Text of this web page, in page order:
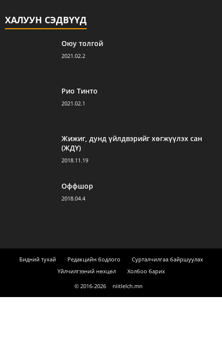
ХАЛУУН СЭДВҮҮД
Оюу толгой
2021.02.2
Рио Тинто
2021.02.1
Жижиг, дунд үйлдвэрийг хөгжүүлэх сан
(ЖДҮ)
2018.11.19
Оффшор
2018.04.4
Бидний тухай Редакцийн бодлого
Сурталчилгаа байршуулах
Үйлчилгээний нөхцөл
Холбоо барих
© 2016-2026 niitlelch.mn